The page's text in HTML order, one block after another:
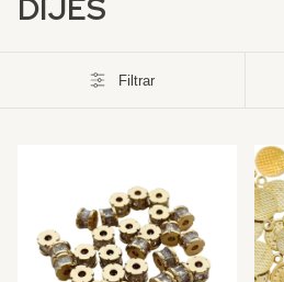
DIJES
Filtrar